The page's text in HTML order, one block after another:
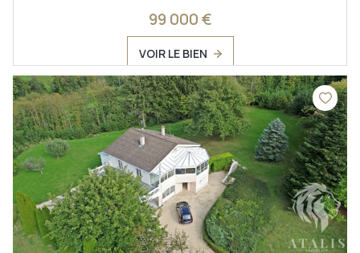
99 000 €
VOIR LE BIEN